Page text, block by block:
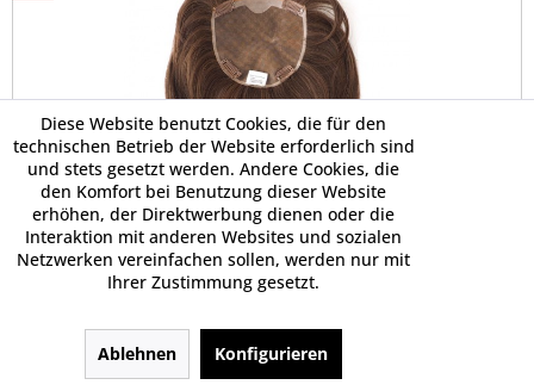
Diese Website benutzt Cookies, die für den
technischen Betrieb der Website erforderlich sind
und stets gesetzt werden. Andere Cookies, die
den Komfort bei Benutzung dieser Website
erhöhen, der Direktwerbung dienen oder die
Interaktion mit anderen Websites und sozialen
Netzwerken vereinfachen sollen, werden nur mit
Ihrer Zustimmung gesetzt.
Ablehnen Konfigurieren